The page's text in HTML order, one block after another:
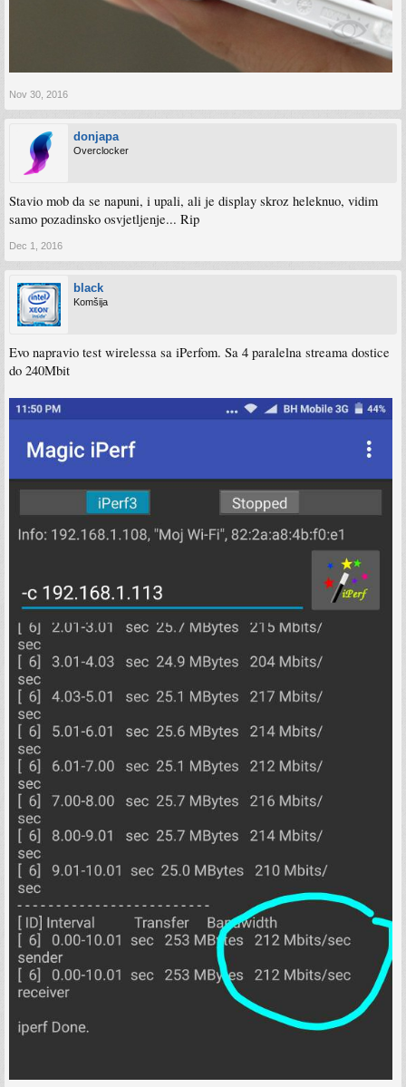
Nov 30, 2016
donjapa
Overclocker
Stavio mob da se napuni, i upali, ali je display skroz heleknuo, vidim
samo pozadinsko osvjetljenje... Rip
Dec 1, 2016
black
Komšija
Evo napravio test wirelessa sa iPerfom. Sa 4 paralelna streama dostice
do 240Mbit